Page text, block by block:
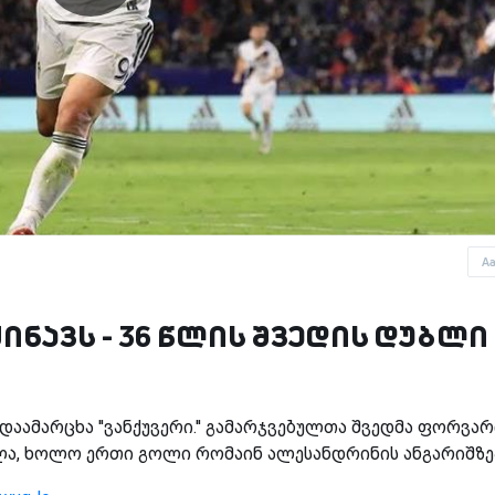
Aa
- 36 წლის შვედის დუბლი
''ვანქუვერი.'' გამარჯვებულთა შვედმა
ხოლო ერთი გოლი რომაინ ალესანდრინის